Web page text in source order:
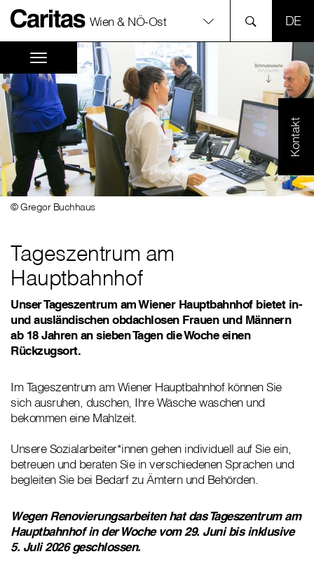
Wien & NÖ-Ost
Kontakt
© Gregor Buchhaus
Tageszentrum am
Hauptbahnhof
Unser Tageszentrum am Wiener Hauptbahnhof bietet in-
und ausländischen obdachlosen Frauen und Männern
ab 18 Jahren an sieben Tagen die Woche einen
Rückzugsort.
Im Tageszentrum am Wiener Hauptbahnhof können Sie
sich ausruhen, duschen, Ihre Wäsche waschen und
bekommen eine Mahlzeit.
Unsere Sozialarbeiter*innen gehen individuell auf Sie ein,
betreuen und beraten Sie in verschiedenen Sprachen und
begleiten Sie bei Bedarf zu Ämtern und Behörden.
Wegen Renovierungsarbeiten hat das Tageszentrum am
Hauptbahnhof in der Woche vom 29. Juni bis inklusive
5. Juli 2026 geschlossen.